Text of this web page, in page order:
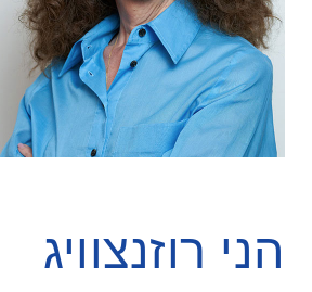
הני רוזנצוויג